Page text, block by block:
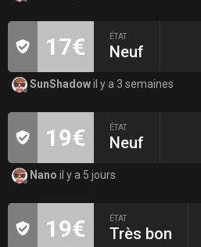
17€ ÉTAT
Neuf
SunShadowil y a 3 semaines
19€ ÉTAT
Neuf
Nano il y a 5 jours
19€ ÉTAT
Très bon